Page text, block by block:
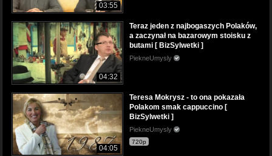
03:55
04:32
Teraz jeden z najbogaszych Polaków,
a zaczynał na bazarowym stoisku z
butami [ BizSylwetki ]
PiekneUmysly
04:05
Teresa Mokrysz - to ona pokazała
Polakom smak cappuccino [
BizSylwetki ]
PiekneUmysly
720p